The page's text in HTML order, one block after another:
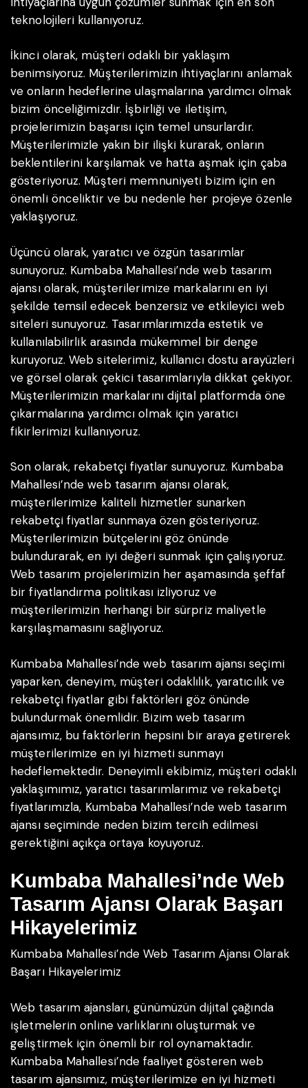
teknolojileri kullanıyoruz.
İkinci olarak, müşteri odaklı bir yaklaşım
benimsiyoruz. Müşterilerimizin ihtiyaçlarını anlamak
ve onların hedeflerine ulaşmalarına yardımcı olmak
bizim önceliğimizdir. İşbirliği ve iletişim,
projelerimizin başarısı için temel unsurlardır.
Müşterilerimizle yakın bir ilişki kurarak, onların
beklentilerini karşılamak ve hatta aşmak için çaba
gösteriyoruz. Müşteri memnuniyeti bizim için en
önemli önceliktir ve bu nedenle her projeye özenle
yaklaşıyoruz.
Üçüncü olarak, yaratıcı ve özgün tasarımlar
sunuyoruz. Kumbaba Mahallesi’nde web tasarım
ajansı olarak, müşterilerimize markalarını en iyi
şekilde temsil edecek benzersiz ve etkileyici web
siteleri sunuyoruz. Tasarımlarımızda estetik ve
kullanılabilirlik arasında mükemmel bir denge
kuruyoruz. Web sitelerimiz, kullanıcı dostu arayüzleri
ve görsel olarak çekici tasarımlarıyla dikkat çekiyor.
Müşterilerimizin markalarını dijital platformda öne
çıkarmalarına yardımcı olmak için yaratıcı
fikirlerimizi kullanıyoruz.
Son olarak, rekabetçi fiyatlar sunuyoruz. Kumbaba
Mahallesi’nde web tasarım ajansı olarak,
müşterilerimize kaliteli hizmetler sunarken
rekabetçi fiyatlar sunmaya özen gösteriyoruz.
Müşterilerimizin bütçelerini göz önünde
bulundurarak, en iyi değeri sunmak için çalışıyoruz.
Web tasarım projelerimizin her aşamasında şeffaf
bir fiyatlandırma politikası izliyoruz ve
müşterilerimizin herhangi bir sürpriz maliyetle
karşılaşmamasını sağlıyoruz.
Kumbaba Mahallesi’nde web tasarım ajansı seçimi
yaparken, deneyim, müşteri odaklılık, yaratıcılık ve
rekabetçi fiyatlar gibi faktörleri göz önünde
bulundurmak önemlidir. Bizim web tasarım
ajansımız, bu faktörlerin hepsini bir araya getirerek
müşterilerimize en iyi hizmeti sunmayı
hedeflemektedir. Deneyimli ekibimiz, müşteri odaklı
yaklaşımımız, yaratıcı tasarımlarımız ve rekabetçi
fiyatlarımızla, Kumbaba Mahallesi’nde web tasarım
ajansı seçiminde neden bizim tercih edilmesi
gerektiğini açıkça ortaya koyuyoruz.
Kumbaba Mahallesi’nde Web
Tasarım Ajansı Olarak Başarı
Hikayelerimiz
Kumbaba Mahallesi’nde Web Tasarım Ajansı Olarak
Başarı Hikayelerimiz
Web tasarım ajansları, günümüzün dijital çağında
işletmelerin online varlıklarını oluşturmak ve
geliştirmek için önemli bir rol oynamaktadır.
Kumbaba Mahallesi’nde faaliyet gösteren web
tasarım ajansımız, müşterilerimize en iyi hizmeti